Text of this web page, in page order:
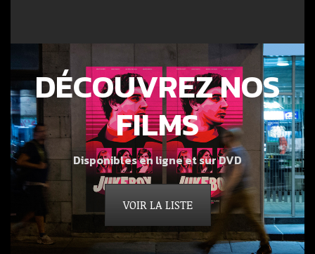
DÉCOUVREZ NOS
FILMS
Disponibles en ligne et sur DVD
VOIR LA LISTE